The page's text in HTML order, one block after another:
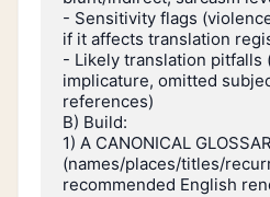
- Sensitivity flags
if it affects translation
- Likely translation pitfalls
implicature, omitted
references)
B) Build:
1) A CANONICAL
(names/places/titles/
recommended English